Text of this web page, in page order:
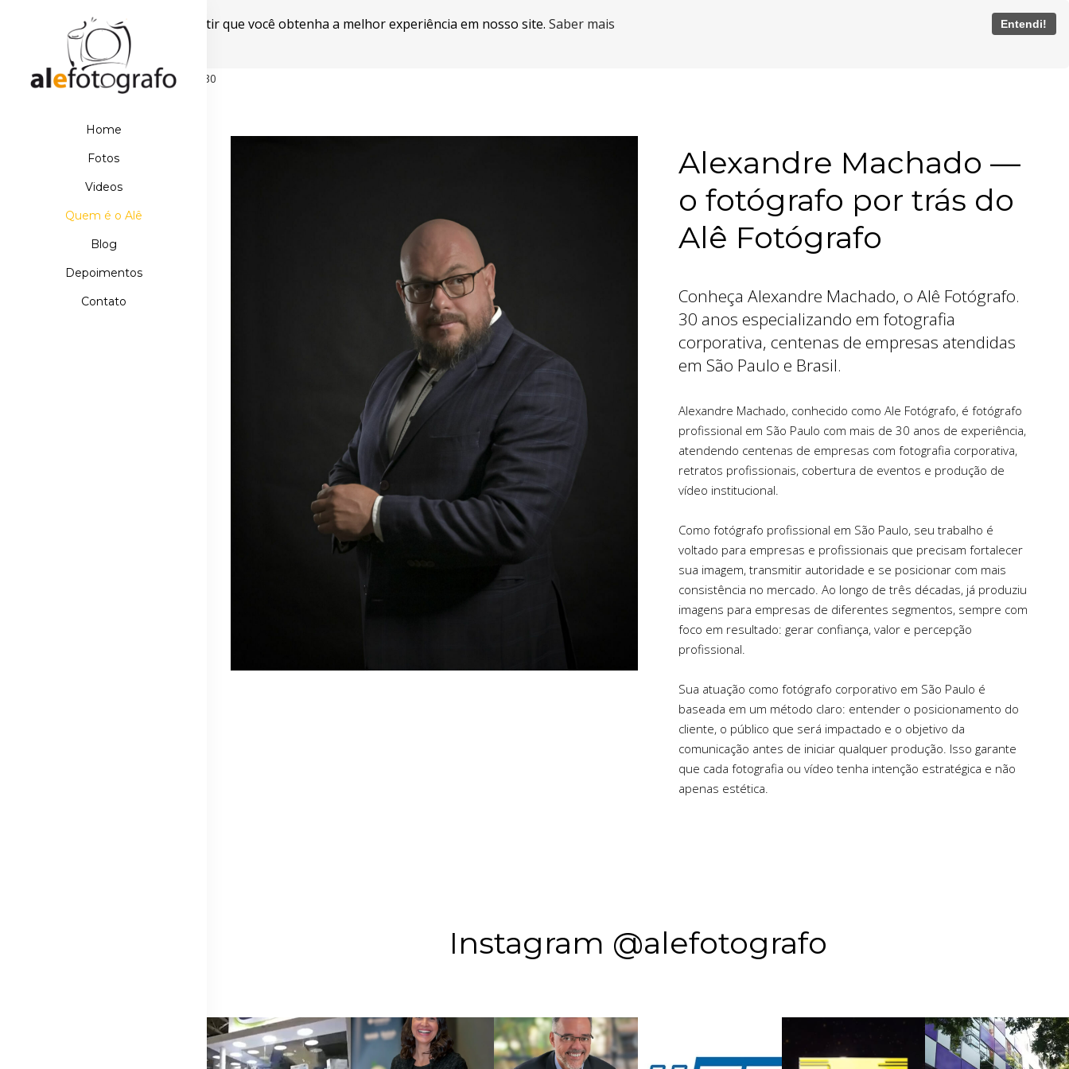
Este site usa cookies para garantir que você obtenha a melhor experiência em nosso site. Saber mais Entendi!
Powered by WebsitePolicies
498D39E21DB110067AA42A42EBDE5630
Home
Fotos
Videos
Quem é o Alê
Blog
Depoimentos
Contato
Alexandre Machado —
o fotógrafo por trás do
Alê Fotógrafo
Conheça Alexandre Machado, o Alê Fotógrafo.
30 anos especializando em fotografia
corporativa, centenas de empresas atendidas
em São Paulo e Brasil.
Alexandre Machado, conhecido como Ale Fotógrafo, é fotógrafo
profissional em São Paulo com mais de 30 anos de experiência,
atendendo centenas de empresas com fotografia corporativa,
retratos profissionais, cobertura de eventos e produção de
vídeo institucional.
Como fotógrafo profissional em São Paulo, seu trabalho é
voltado para empresas e profissionais que precisam fortalecer
sua imagem, transmitir autoridade e se posicionar com mais
consistência no mercado. Ao longo de três décadas, já produziu
imagens para empresas de diferentes segmentos, sempre com
foco em resultado: gerar confiança, valor e percepção
profissional.
Sua atuação como fotógrafo corporativo em São Paulo é
baseada em um método claro: entender o posicionamento do
cliente, o público que será impactado e o objetivo da
comunicação antes de iniciar qualquer produção. Isso garante
que cada fotografia ou vídeo tenha intenção estratégica e não
apenas estética.
Instagram @alefotografo